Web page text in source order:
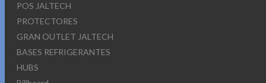
POS JALTECH
PROTECTORES
GRAN OUTLET JALTECH
BASES REFRIGERANTES
HUBS